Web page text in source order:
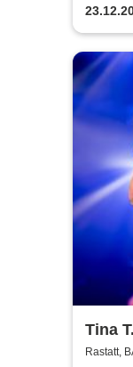
Tina
Rastatt,